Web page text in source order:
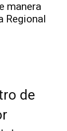
manera
Regional
de